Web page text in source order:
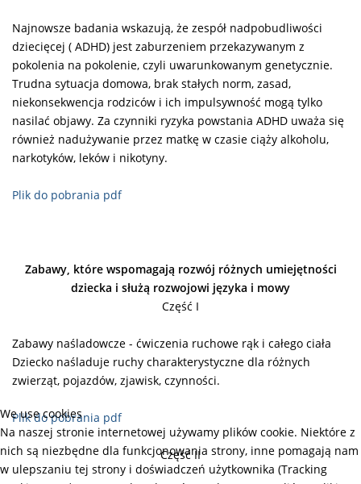
Najnowsze badania wskazują, że zespół nadpobudliwości
dziecięcej ( ADHD) jest zaburzeniem przekazywanym z
pokolenia na pokolenie, czyli uwarunkowanym genetycznie.
Trudna sytuacja domowa, brak stałych norm, zasad,
niekonsekwencja rodziców i ich impulsywność mogą tylko
nasilać objawy. Za czynniki ryzyka powstania ADHD uważa się
również nadużywanie przez matkę w czasie ciąży alkoholu,
narkotyków, leków i nikotyny.
Plik do pobrania pdf
Zabawy, które wspomagają rozwój różnych umiejętności
dziecka i służą rozwojowi języka i mowy
Część I
Zabawy naśladowcze - ćwiczenia ruchowe rąk i całego ciała
Dziecko naśladuje ruchy charakterystyczne dla różnych
zwierząt, pojazdów, zjawisk, czynności.
Plik do pobrania pdf
Część II
We use cookies
Na naszej stronie internetowej używamy plików cookie. Niektóre z
nich są niezbędne dla funkcjonowania strony, inne pomagają nam
w ulepszaniu tej strony i doświadczeń użytkownika (Tracking